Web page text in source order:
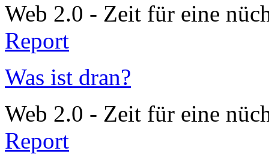
Web 2.0 - Zeit für eine
Report
Was ist dran?
Web 2.0 - Zeit für eine
Report